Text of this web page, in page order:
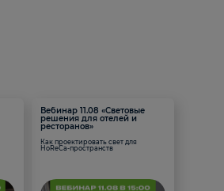
Вебинар 11.08 «Световые
решения для отелей и
ресторанов»
Как проектировать свет для
HoReCa-пространств